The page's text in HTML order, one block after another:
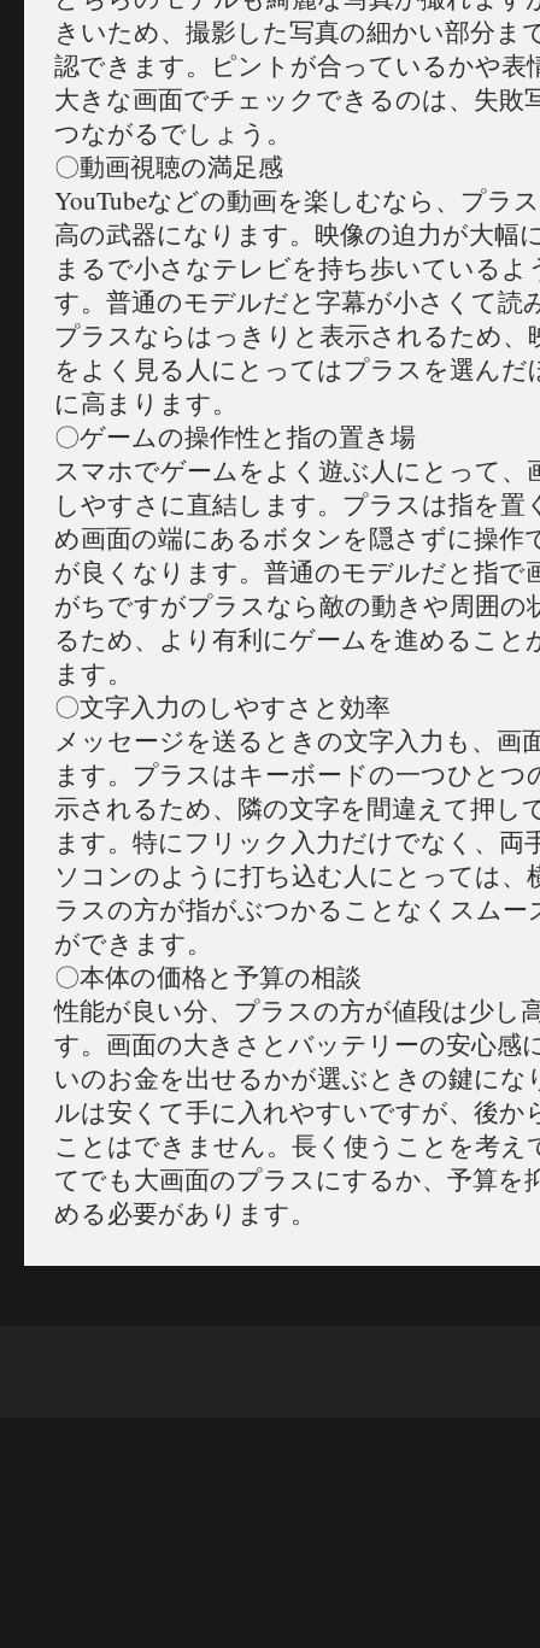
きいため、撮影した写真の細かい部分ま
認できます。ピントが合っているかや表
大きな画面でチェックできるのは、失敗
つながるでしょう。
〇動画視聴の満足感
YouTubeなどの動画を楽しむなら、プラ
高の武器になります。映像の迫力が大幅
まるで小さなテレビを持ち歩いているよ
す。普通のモデルだと字幕が小さくて読
プラスならはっきりと表示されるため、
をよく見る人にとってはプラスを選んだ
に高まります。
〇ゲームの操作性と指の置き場
スマホでゲームをよく遊ぶ人にとって、
しやすさに直結します。プラスは指を置
め画面の端にあるボタンを隠さずに操作
が良くなります。普通のモデルだと指で
がちですがプラスなら敵の動きや周囲の
るため、より有利にゲームを進めること
ます。
〇文字入力のしやすさと効率
メッセージを送るときの文字入力も、画
ます。プラスはキーボードの一つひとつ
示されるため、隣の文字を間違えて押し
ます。特にフリック入力だけでなく、両
ソコンのように打ち込む人にとっては、
ラスの方が指がぶつかることなくスムー
ができます。
〇本体の価格と予算の相談
性能が良い分、プラスの方が値段は少し
す。画面の大きさとバッテリーの安心感
いのお金を出せるかが選ぶときの鍵にな
ルは安くて手に入れやすいですが、後か
ことはできません。長く使うことを考え
てでも大画面のプラスにするか、予算を
める必要があります。